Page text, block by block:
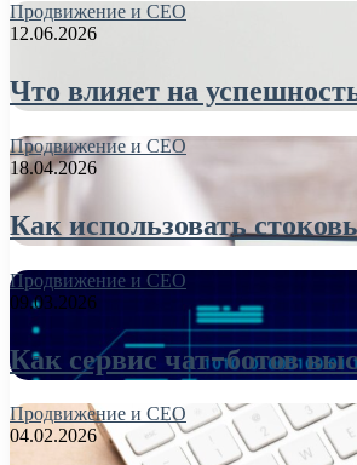
Продвижение и СЕО
12.06.2026
Что влияет на
Продвижение и СЕО
18.04.2026
Как использовать
Продвижение и СЕО
09.03.2026
Как сервис чат-ботов
Продвижение и СЕО
04.02.2026